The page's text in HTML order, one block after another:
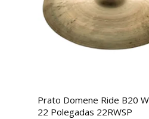
Prato Domene Ride B20
22 Polegadas 22RWSP